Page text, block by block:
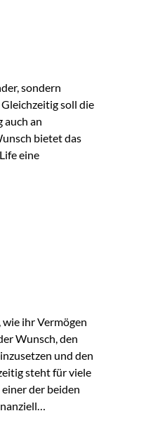
sondern
soll die
auch an
bietet das
eine
haben über
ihr Vermögen
Wunsch, den
und den
steht für viele
der beiden